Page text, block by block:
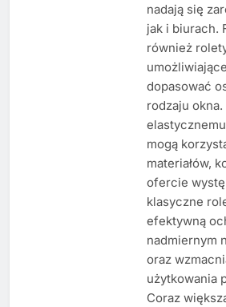
nadają się
jak i biurach.
również
dopasować
rodzaju okna.
mogą
materiałów,
ofercie
klasyczne
efektywną
nadmiernym
oraz
użytkowania
Coraz